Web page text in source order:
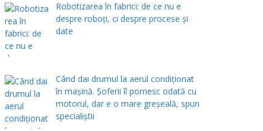
Robotizarea în fabrici: de ce nu e
despre roboți, ci despre procese și
date
Când dai drumul la aerul condiţionat
în maşină. Şoferii îl pornesc odată cu
motorul, dar e o mare greşeală, spun
specialiştii